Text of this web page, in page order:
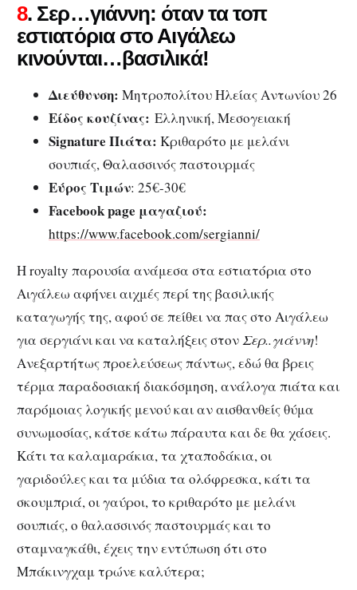
8. Σερ…γιάννη: όταν τα τοπ
εστιατόρια στο Αιγάλεω
κινούνται…βασιλικά!
Διεύθυνση: Μητροπολίτου Ηλείας Αντωνίου 26
Είδος κουζίνας: Ελληνική, Μεσογειακή
Signature Πιάτα: Κριθαρότο με μελάνι
σουπιάς, Θαλασσινός παστουρμάς
Εύρος Τιμών: 25€-30€
Facebook page μαγαζιού:
https://www.facebook.com/sergianni/
Η royalty παρουσία ανάμεσα στα εστιατόρια στο
Αιγάλεω αφήνει αιχμές περί της βασιλικής
καταγωγής της, αφού σε πείθει να πας στο Αιγάλεω
για σεργιάνι και να καταλήξεις στον Σερ..γιάννη!
Ανεξαρτήτως προελεύσεως πάντως, εδώ θα βρεις
τέρμα παραδοσιακή διακόσμηση, ανάλογα πιάτα και
παρόμοιας λογικής μενού και αν αισθανθείς θύμα
συνωμοσίας, κάτσε κάτω πάραυτα και δε θα χάσεις.
Κάτι τα καλαμαράκια, τα χταποδάκια, οι
γαριδούλες και τα μύδια τα ολόφρεσκα, κάτι τα
σκουμπριά, οι γαύροι, το κριθαρότο με μελάνι
σουπιάς, ο θαλασσινός παστουρμάς και το
σταμναγκάθι, έχεις την εντύπωση ότι στο
Μπάκινγχαμ τρώνε καλύτερα;